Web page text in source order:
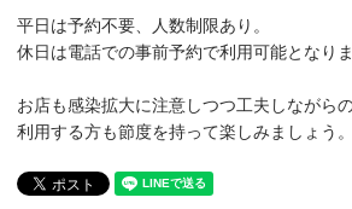
平日は予約不要、人数制限あり。
休日は電話での事前予約で利用可能となりま
お店も感染拡大に注意しつつ工夫しながらの
利用する方も節度を持って楽しみましょう。